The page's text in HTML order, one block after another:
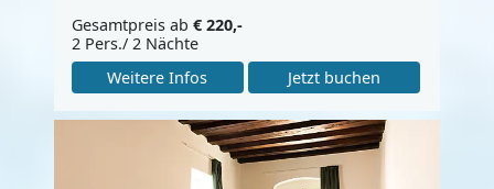
Gesamtpreis ab € 220,-
2 Pers./ 2 Nächte
Weitere Infos
Jetzt buchen